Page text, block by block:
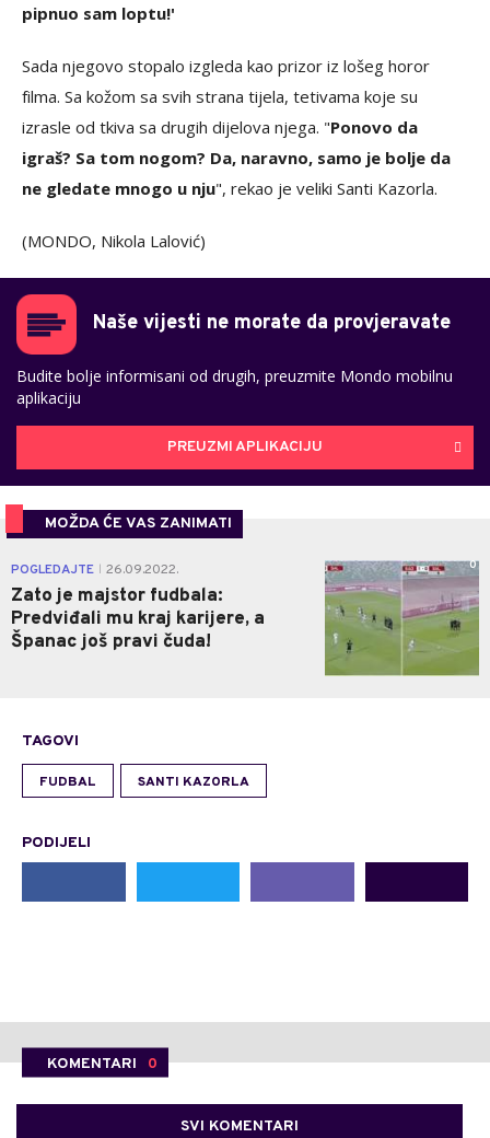
pipnuo sam loptu!'
Sada njegovo stopalo izgleda kao prizor iz lošeg horor
filma. Sa kožom sa svih strana tijela, tetivama koje su
izrasle od tkiva sa drugih dijelova njega. "Ponovo da
igraš? Sa tom nogom? Da, naravno, samo je bolje da
ne gledate mnogo u nju", rekao je veliki Santi Kazorla.
(MONDO, Nikola Lalović)
Naše vijesti ne morate da provjeravate
Budite bolje informisani od drugih, preuzmite Mondo mobilnu
aplikaciju
PREUZMI APLIKACIJU
MOŽDA ĆE VAS ZANIMATI
POGLEDAJTE 26.09.2022.
Zato je majstor fudbala:
Predviđali mu kraj karijere, a
Španac još pravi čuda!
0
TAGOVI
FUDBAL SANTI KAZORLA
PODIJELI
KOMENTARI 0
SVI KOMENTARI